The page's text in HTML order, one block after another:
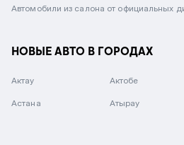
Автомобили из салона от официальных
НОВЫЕ АВТО В ГОРОДАХ
Актау Актобе
Астана Атырау